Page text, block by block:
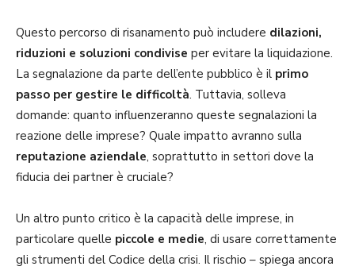
Questo percorso di risanamento può includere dilazioni,
riduzioni e soluzioni condivise per evitare la liquidazione.
La segnalazione da parte dell’ente pubblico è il primo
passo per gestire le difficoltà. Tuttavia, solleva
domande: quanto influenzeranno queste segnalazioni la
reazione delle imprese? Quale impatto avranno sulla
reputazione aziendale, soprattutto in settori dove la
fiducia dei partner è cruciale?
Un altro punto critico è la capacità delle imprese, in
particolare quelle piccole e medie, di usare correttamente
gli strumenti del Codice della crisi. Il rischio – spiega ancora